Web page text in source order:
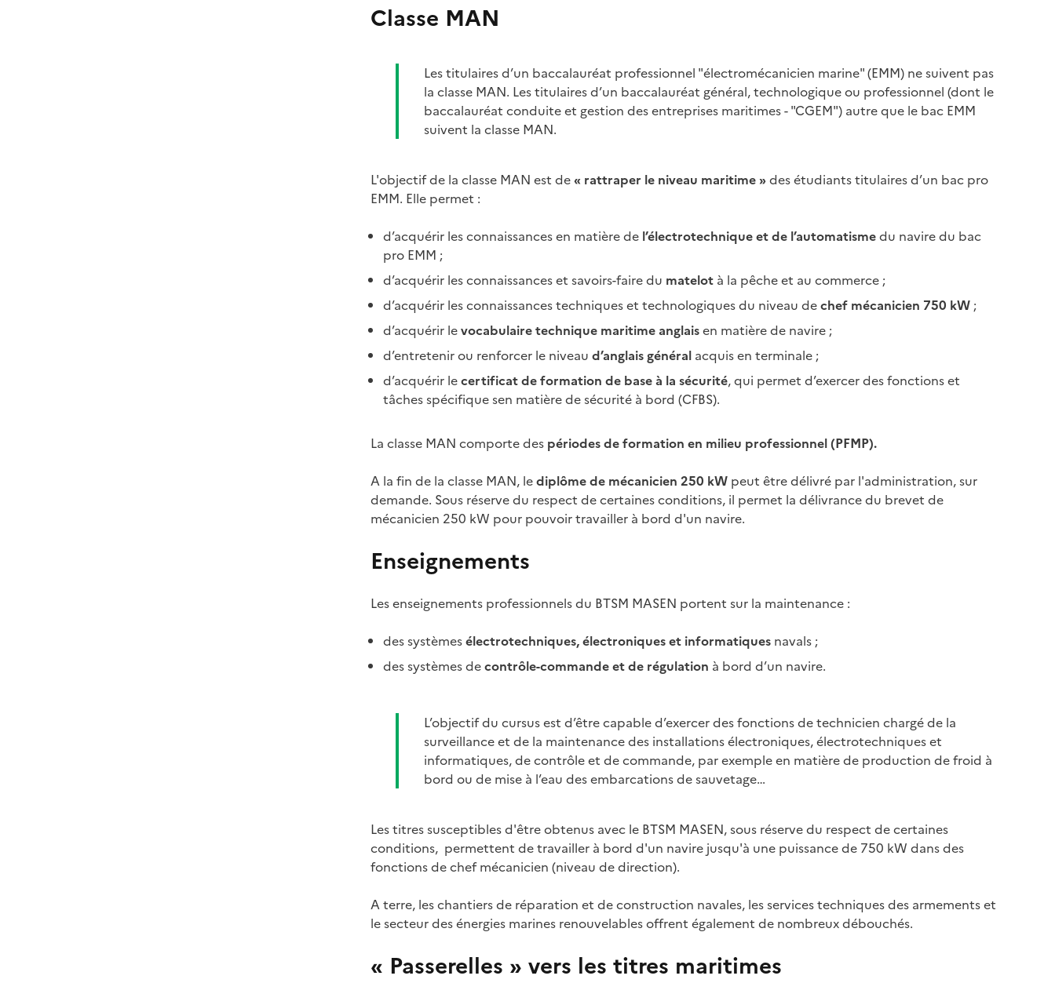
Classe MAN
Les titulaires d’un baccalauréat professionnel "électromécanicien marine" (EMM) ne suivent pas
la classe MAN. Les titulaires d’un baccalauréat général, technologique ou professionnel (dont le
baccalauréat conduite et gestion des entreprises maritimes - "CGEM") autre que le bac EMM
suivent la classe MAN.
L'objectif de la classe MAN est de« rattraper le niveau maritime »des étudiants titulaires d’un bac pro
EMM. Elle permet :
d’acquérir les connaissances en matière de l’électrotechnique et de l’automatismedu navire du bac
pro EMM ;
d’acquérir les connaissances et savoirs-faire du matelot à la pêche et au commerce ;
d’acquérir les connaissances techniques et technologiques du niveau dechef mécanicien 750 kW ;
d’acquérir levocabulaire technique maritime anglaisen matière de navire ;
d’entretenir ou renforcer le niveau d’anglais général acquis en terminale ;
d’acquérir lecertificat de formation de base à la sécurité, qui permet d’exercer des fonctions et
tâches spécifique sen matière de sécurité à bord (CFBS).
La classe MAN comporte des périodes de formation en milieu professionnel (PFMP).
A la fin de la classe MAN, lediplôme de mécanicien 250 kW peut être délivré par l'administration, sur
demande. Sous réserve du respect de certaines conditions, il permet la délivrance du brevet de
mécanicien 250 kW pour pouvoir travailler à bord d'un navire.
Enseignements
Les enseignements professionnels du BTSM MASEN portent sur la maintenance :
des systèmesélectrotechniques, électroniques et informatiques navals ;
des systèmes decontrôle-commande et de régulation à bord d’un navire.
L’objectif du cursus est d’être capable d’exercer des fonctions de technicien chargé de la
surveillance et de la maintenance des installations électroniques, électrotechniques et
informatiques, de contrôle et de commande, par exemple en matière de production de froid à
bord ou de mise à l’eau des embarcations de sauvetage…
Les titres susceptibles d'être obtenus avec le BTSM MASEN, sous réserve du respect de certaines
conditions, permettent de travailler à bord d'un navire jusqu'à une puissance de 750 kW dans des
fonctions de chef mécanicien (niveau de direction).
A terre, les chantiers de réparation et de construction navales, les services techniques des armements et
le secteur des énergies marines renouvelables offrent également de nombreux débouchés.
« Passerelles » vers les titres maritimes